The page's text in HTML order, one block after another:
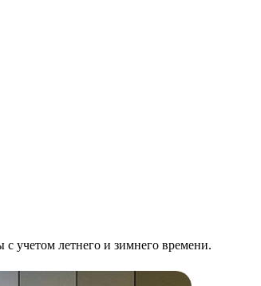
с учетом летнего и зимнего времени.